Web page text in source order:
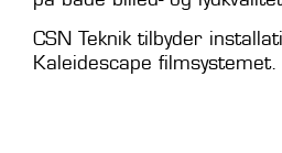
CSN Teknik tilbyder
Kaleidescape filmsystemet.